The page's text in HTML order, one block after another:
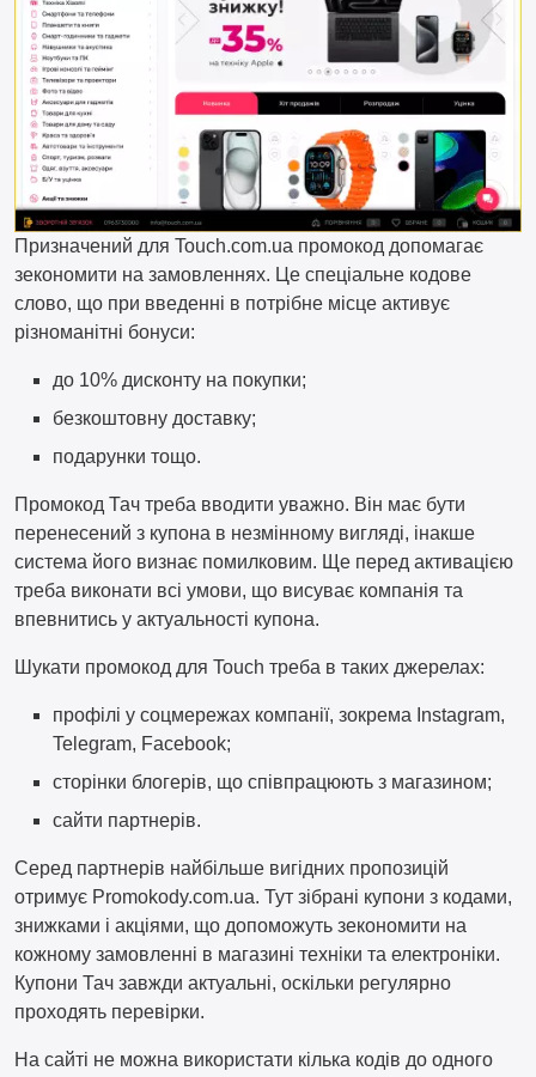
Призначений для Touch.com.ua промокод допомагає
зекономити на замовленнях. Це спеціальне кодове
слово, що при введенні в потрібне місце активує
різноманітні бонуси:
до 10% дисконту на покупки;
безкоштовну доставку;
подарунки тощо.
Промокод Тач треба вводити уважно. Він має бути
перенесений з купона в незмінному вигляді, інакше
система його визнає помилковим. Ще перед активацією
треба виконати всі умови, що висуває компанія та
впевнитись у актуальності купона.
Шукати промокод для Touch треба в таких джерелах:
профілі у соцмережах компанії, зокрема Instagram,
Telegram, Facebook;
сторінки блогерів, що співпрацюють з магазином;
сайти партнерів.
Серед партнерів найбільше вигідних пропозицій
отримує Promokody.com.ua. Тут зібрані купони з кодами,
знижками і акціями, що допоможуть зекономити на
кожному замовленні в магазині техніки та електроніки.
Купони Тач завжди актуальні, оскільки регулярно
проходять перевірки.
На сайті не можна використати кілька кодів до одного